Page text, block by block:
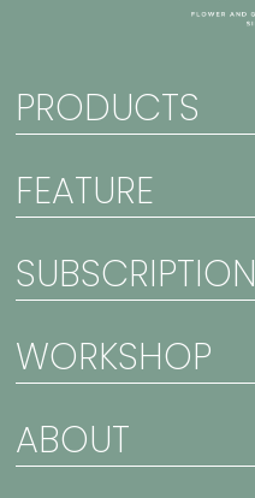
PRODUCTS
FEATURE
SUBSCRIPTION
WORKSHOP
ABOUT